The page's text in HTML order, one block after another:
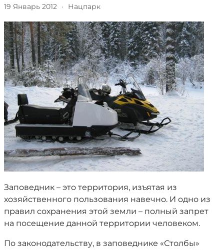
19 Январь 2012 · Нацпарк
Заповедник – это территория, изъятая из
хозяйственного пользования навечно. И одно из
правил сохранения этой земли – полный запрет
на посещение данной территории человеком.
По законодательству, в заповеднике «Столбы»